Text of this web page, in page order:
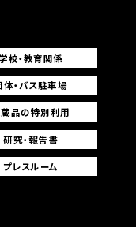
校・教育関係
体・バス駐車場
品の特別利用
研究・報告書
プレスルーム